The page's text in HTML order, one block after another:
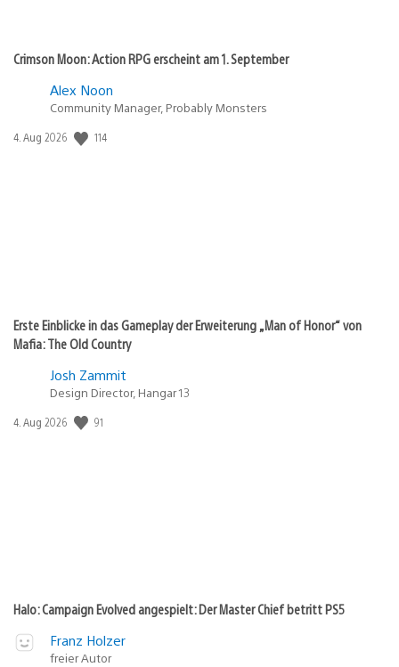
Crimson Moon: Action RPG erscheint am 1. September
Alex Noon
Community Manager, Probably Monsters
Veröffentlichungsdatum:
4. Aug 2026 114
Erste Einblicke in das Gameplay der Erweiterung „Man of Honor“ von
Mafia: The Old Country
Josh Zammit
Design Director, Hangar 13
Veröffentlichungsdatum:
4. Aug 2026 91
Halo: Campaign Evolved angespielt: Der Master Chief betritt PS5
Franz Holzer
freier Autor